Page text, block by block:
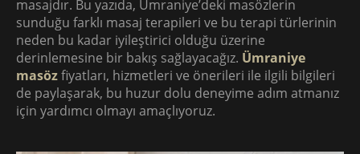
masajdır. Bu yazıda, Ümraniye’deki masözlerin
sunduğu farklı masaj terapileri ve bu terapi türlerinin
neden bu kadar iyileştirici olduğu üzerine
derinlemesine bir bakış sağlayacağız. Ümraniye
masözfiyatları, hizmetleri ve önerileri ile ilgili bilgileri
de paylaşarak, bu huzur dolu deneyime adım atmanız
için yardımcı olmayı amaçlıyoruz.